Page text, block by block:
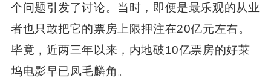
个问题引发了讨论。当时，即便是最乐观的从业
者也只敢把它的票房上限押注在20亿元左右。
毕竟，近两三年以来，内地破10亿票房的好莱
坞电影早已凤毛麟角。